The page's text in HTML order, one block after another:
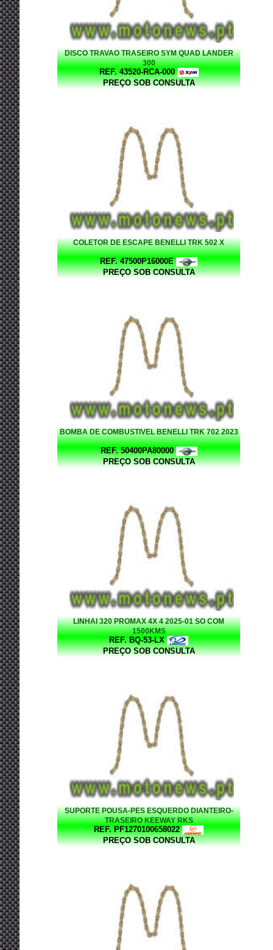
DISCO TRAVAO TRASEIRO SYM QUAD LANDER
300
REF. 43520-RCA-000
PREÇO SOB CONSULTA
COLETOR DE ESCAPE BENELLI TRK 502 X
REF. 47500P16000E
PREÇO SOB CONSULTA
BOMBA DE COMBUSTIVEL BENELLI TRK 702 2023
REF. 50400PA80000
PREÇO SOB CONSULTA
LINHAI 320 PROMAX 4X 4 2025-01 SO COM
1500KMS
REF. BQ-53-LX
PREÇO SOB CONSULTA
SUPORTE POUSA-PES ESQUERDO DIANTEIRO-
TRASEIRO KEEWAY RKS
REF. PF1270100658022
PREÇO SOB CONSULTA